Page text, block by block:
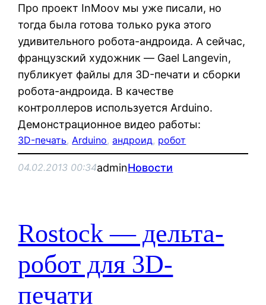
Про проект InMoov мы уже писали, но
тогда была готова только рука этого
удивительного робота-андроида. А сейчас,
французский художник — Gael Langevin,
публикует файлы для 3D-печати и сборки
робота-андроида. В качестве
контроллеров используется Arduino.
Демонстрационное видео работы:
3D-печать, Arduino, андроид, робот
04.02.2013 00:34adminНовости
Rostock — дельта-
робот для 3D-
печати